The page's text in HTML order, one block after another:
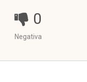
0
Negativa